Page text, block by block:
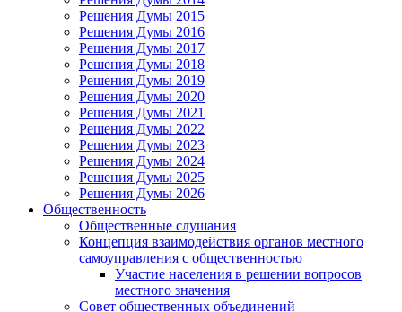
Решения Думы 2015
Решения Думы 2016
Решения Думы 2017
Решения Думы 2018
Решения Думы 2019
Решения Думы 2020
Решения Думы 2021
Решения Думы 2022
Решения Думы 2023
Решения Думы 2024
Решения Думы 2025
Решения Думы 2026
Общественность
Общественные слушания
Концепция взаимодействия органов местного
самоуправления с общественностью
Участие населения в решении вопросов
местного значения
Совет общественных объединений